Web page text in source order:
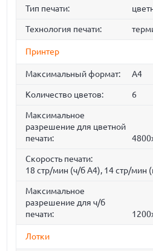
Тип печати:
Технология печати:
Принтер
Максимальный формат: A4
Количество цветов: 6
Максимальное
разрешение для цветной
печати:
Скорость печати:
18 стр/мин (ч/б А4), 14 стр/мин
Максимальное
разрешение для ч/б
печати:
Лотки